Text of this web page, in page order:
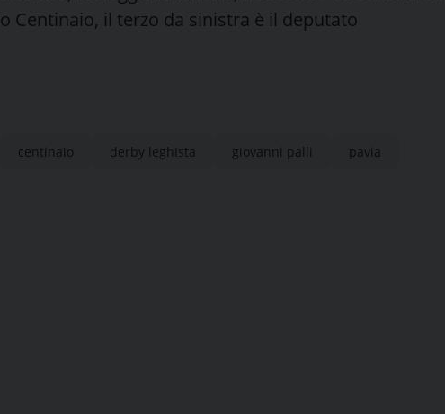
Centinaio, il terzo da sinistra è il deputato
centinaio derby leghista giovanni palli pavia